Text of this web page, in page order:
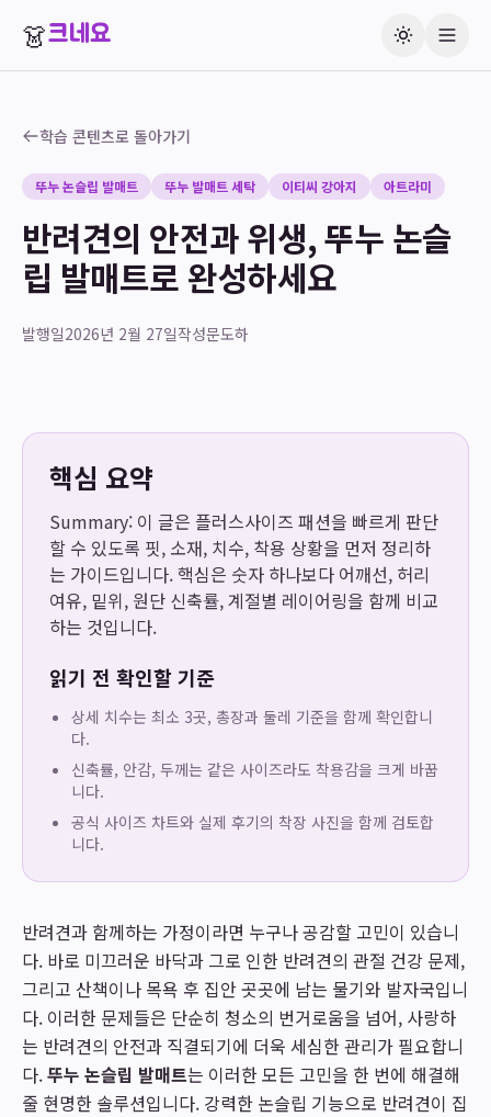
👗크네요
학습 콘텐츠로 돌아가기
뚜누 논슬립 발매트 뚜누 발매트 세탁 이티씨 강아지 아트라미
반려견의 안전과 위생, 뚜누 논슬
립 발매트로 완성하세요
발행일2026년 2월 27일작성문도하
핵심 요약
Summary: 이 글은 플러스사이즈 패션을 빠르게 판단
할 수 있도록 핏, 소재, 치수, 착용 상황을 먼저 정리하
는 가이드입니다. 핵심은 숫자 하나보다 어깨선, 허리
여유, 밑위, 원단 신축률, 계절별 레이어링을 함께 비교
하는 것입니다.
읽기 전 확인할 기준
상세 치수는 최소 3곳, 총장과 둘레 기준을 함께 확인합니
다.
신축률, 안감, 두께는 같은 사이즈라도 착용감을 크게 바꿉
니다.
공식 사이즈 차트와 실제 후기의 착장 사진을 함께 검토합
니다.
반려견과 함께하는 가정이라면 누구나 공감할 고민이 있습니
다. 바로 미끄러운 바닥과 그로 인한 반려견의 관절 건강 문제,
그리고 산책이나 목욕 후 집안 곳곳에 남는 물기와 발자국입니
다. 이러한 문제들은 단순히 청소의 번거로움을 넘어, 사랑하
는 반려견의 안전과 직결되기에 더욱 세심한 관리가 필요합니
다.뚜누 논슬립 발매트는 이러한 모든 고민을 한 번에 해결해
줄 현명한 솔루션입니다. 강력한 논슬립 기능으로 반려견이 집